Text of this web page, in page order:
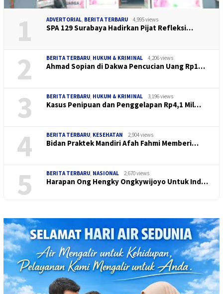
1 ADVERTORIAL, BERITA TERBARU 4,995 views
SPA 129 Surabaya Hadirkan Pijat Refleksi…
2 BERITA TERBARU, HUKUM & KRIMINAL 4,206 views
Ahmad Sopian di Dakwa Pencucian Uang Rp1…
3 BERITA TERBARU, HUKUM & KRIMINAL 3,196 views
Kasus Penipuan dan Penggelapan Rp4,1 Mil…
4 BERITA TERBARU, KESEHATAN 2,904 views
Bidan Praktek Mandiri Afah Fahmi Memberi…
5 BERITA TERBARU, NASIONAL 2,670 views
Harapan Ong Hengky Ongkywijoyo Untuk Ind…